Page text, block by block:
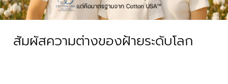
สัมผัสความต่างของฝ้ายระดับโลก